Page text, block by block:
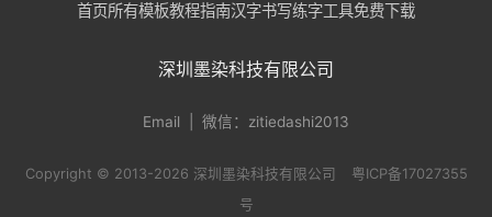
首页所有模板教程指南汉字书写练字工具免费下载
深圳墨染科技有限公司
Email | 微信：zitiedashi2013
Copyright © 2013-2026 深圳墨染科技有限公司
粤ICP备17027355
号